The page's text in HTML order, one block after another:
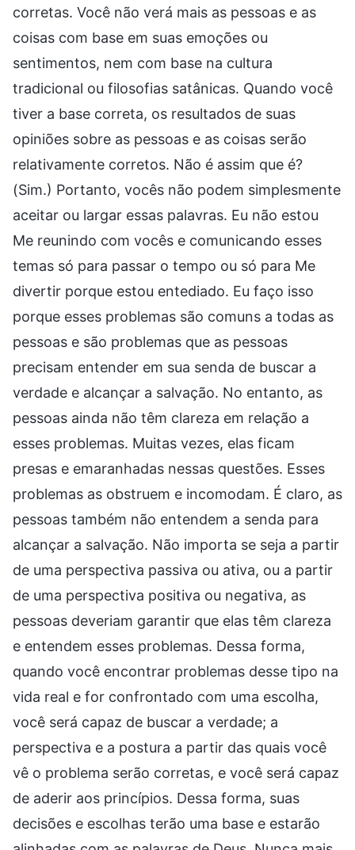
corretas. Você não verá mais as pessoas e as
coisas com base em suas emoções ou
sentimentos, nem com base na cultura
tradicional ou filosofias satânicas. Quando você
tiver a base correta, os resultados de suas
opiniões sobre as pessoas e as coisas serão
relativamente corretos. Não é assim que é?
(Sim.) Portanto, vocês não podem simplesmente
aceitar ou largar essas palavras. Eu não estou
Me reunindo com vocês e comunicando esses
temas só para passar o tempo ou só para Me
divertir porque estou entediado. Eu faço isso
porque esses problemas são comuns a todas as
pessoas e são problemas que as pessoas
precisam entender em sua senda de buscar a
verdade e alcançar a salvação. No entanto, as
pessoas ainda não têm clareza em relação a
esses problemas. Muitas vezes, elas ficam
presas e emaranhadas nessas questões. Esses
problemas as obstruem e incomodam. É claro, as
pessoas também não entendem a senda para
alcançar a salvação. Não importa se seja a partir
de uma perspectiva passiva ou ativa, ou a partir
de uma perspectiva positiva ou negativa, as
pessoas deveriam garantir que elas têm clareza
e entendem esses problemas. Dessa forma,
quando você encontrar problemas desse tipo na
vida real e for confrontado com uma escolha,
você será capaz de buscar a verdade; a
perspectiva e a postura a partir das quais você
vê o problema serão corretas, e você será capaz
de aderir aos princípios. Dessa forma, suas
decisões e escolhas terão uma base e estarão